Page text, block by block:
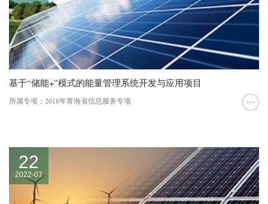
基于“储能+”模式的能量管理系统开发与应用项目
所属专项：2018年青海省信息服务专项
22
2022-07